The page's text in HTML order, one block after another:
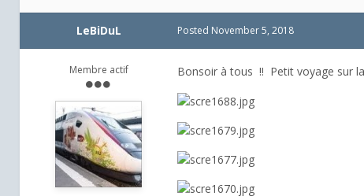
LeBiDuL
Membre actif
Posted November 5, 2018
Bonsoir à tous !! Petit voyage sur